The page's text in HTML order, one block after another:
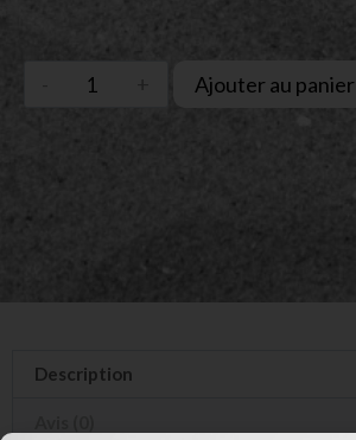
Ajouter au panier
Description